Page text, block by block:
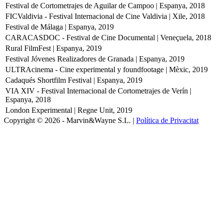
Festival de Cortometrajes de Aguilar de Campoo | Espanya, 2018
FICValdivia - Festival Internacional de Cine Valdivia | Xile, 2018
Festival de Málaga | Espanya, 2019
CARACASDOC - Festival de Cine Documental | Veneçuela, 2018
Rural FilmFest | Espanya, 2019
Festival Jóvenes Realizadores de Granada | Espanya, 2019
ULTRAcinema - Cine experimental y foundfootage | Mèxic, 2019
Cadaqués Shortfilm Festival | Espanya, 2019
VIA XIV - Festival Internacional de Cortometrajes de Verín |
Espanya, 2018
London Experimental | Regne Unit, 2019
Copyright © 2026 - Marvin&Wayne S.L. | Política de Privacitat